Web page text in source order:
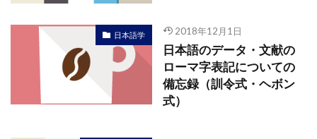
日本語学 2018年12月1日
日本語のデータ・文献の
ローマ字表記についての
備忘録（訓令式・ヘボン
式）